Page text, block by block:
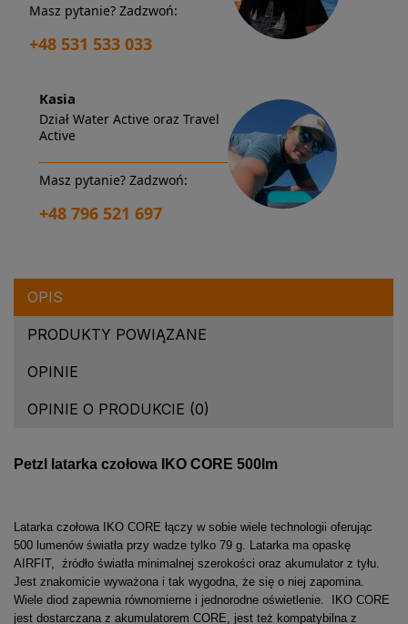
Masz pytanie? Zadzwoń:
+48 531 533 033
Kasia
Dział Water Active oraz Travel
Active
Masz pytanie? Zadzwoń:
+48 796 521 697
OPIS
PRODUKTY POWIĄZANE
OPINIE
OPINIE O PRODUKCIE (0)
Petzl latarka czołowa IKO CORE 500lm
Latarka czołowa IKO CORE łączy w sobie wiele technologii oferując
500 lumenów światła przy wadze tylko 79 g. Latarka ma opaskę
AIRFIT, źródło światła minimalnej szerokości oraz akumulator z tyłu.
Jest znakomicie wyważona i tak wygodna, że się o niej zapomina.
Wiele diod zapewnia równomierne i jednorodne oświetlenie. IKO CORE
jest dostarczana z akumulatorem CORE, jest też kompatybilna z